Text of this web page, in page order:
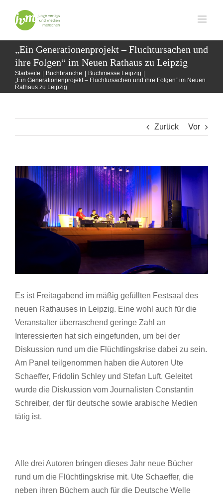
Inhalt
springen
„Ein Generationenprojekt – Fluchtursachen und
ihre Folgen“ im Neuen Rathaus zu Leipzig
Startseite Buchbranche
Buchmesse Leipzig
„Ein Generationenprojekt – Fluchtursachen und ihre Folgen“ im Neuen
Rathaus zu Leipzig
Zurück Vor
Zeige
grösseres
Es ist Freitagabend im mäßig gefüllten Festsaal des
neuen Rathauses in Leipzig. Eine wohl auch für die
Veranstalter überraschend geringe Zahl an
Interessierten hat sich eingefunden, um bei der
Diskussion rund um die Flüchtlingskrise dabei zu sein.
Am Panel teilgenommen haben die Autoren Ute
Schaeffer, Fridolin Schley und Stefan Luft. Geleitet
wurde die Diskussion vom Journalisten Constantin
Schreiber, der für deutsche sowie arabische Medien
tätig ist.
Alle drei Autoren bringen dieses Jahr neue Bücher
rund um die Flüchtlingskrise mit. Ute Schaeffer, die
neben ihren Büchern auch für die Deutsche Welle